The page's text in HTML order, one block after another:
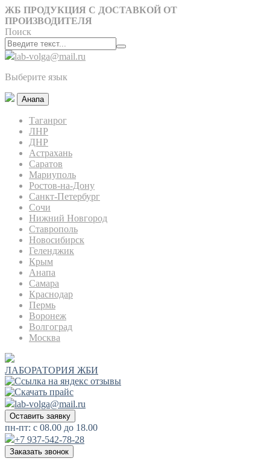
ЖБ ПРОДУКЦИЯ С ДОСТАВКОЙ ОТ
ПРОИЗВОДИТЕЛЯ
Поиск
lab-volga@mail.ru
Выберите язык
Анапа
Таганрог
ЛНР
ДНР
Астрахань
Саратов
Мариуполь
Ростов-на-Дону
Санкт-Петербург
Сочи
Нижний Новгород
Ставрополь
Новосибирск
Геленджик
Крым
Анапа
Самара
Краснодар
Пермь
Воронеж
Волгоград
Москва
ЛАБОРАТОРИЯ ЖБИ
lab-volga@mail.ru
Оставить заявку
пн-пт: с 08.00 до 18.00
+7 937-542-78-28
Заказать звонок